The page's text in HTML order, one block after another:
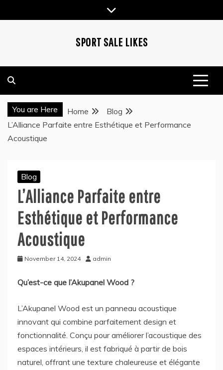
to
SPORT SALE LIKES
You are Here Home
Blog
L’Alliance Parfaite entre Esthétique et Performance
Acoustique
Blog
L’Alliance Parfaite entre
Esthétique et Performance
Acoustique
November 14, 2024 admin
Qu’est-ce que l’Akupanel Wood ?
L’Akupanel Wood est un panneau acoustique
innovant qui combine parfaitement design et
fonctionnalité. Conçu pour améliorer l’acoustique des
espaces intérieurs, il est fabriqué à partir de bois
naturel, offrant une texture chaleureuse et élégante